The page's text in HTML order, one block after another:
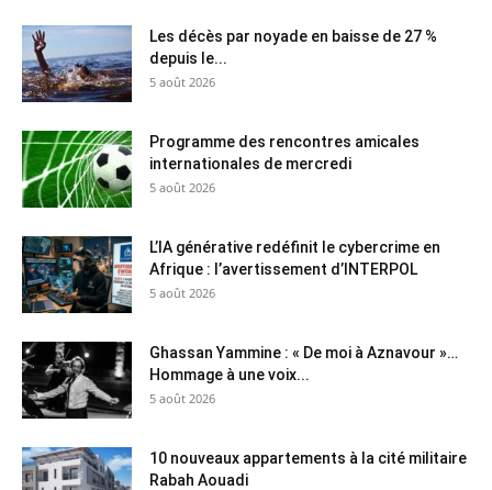
Les décès par noyade en baisse de 27 %
depuis le...
5 août 2026
Programme des rencontres amicales
internationales de mercredi
5 août 2026
L’IA générative redéfinit le cybercrime en
Afrique : l’avertissement d’INTERPOL
5 août 2026
Ghassan Yammine : « De moi à Aznavour »…
Hommage à une voix...
5 août 2026
10 nouveaux appartements à la cité militaire
Rabah Aouadi